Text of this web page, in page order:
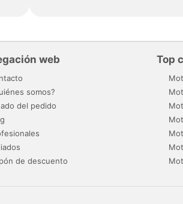
web
somos?
del pedido
de descuento
Top